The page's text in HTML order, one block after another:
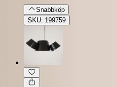
Snabbköp
SKU: 199759